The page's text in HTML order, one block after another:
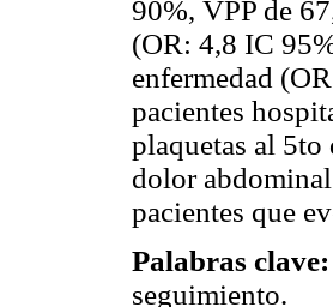
90%, VPP de
(OR: 4,8 IC
enfermedad
pacientes
plaquetas al 5to
dolor
pacientes que
Palabras clave:
seguimiento.